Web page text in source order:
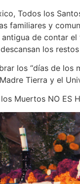
Todos los
familiares y
antigua de contar
los
los “días de los
Tierra y el
Muertos NO ES